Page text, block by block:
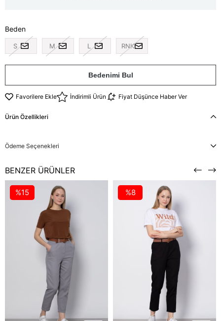
Beden
S M L RNK
Bedenimi Bul
Favorilere Ekle İndirimli Ürün Fiyat Düşünce Haber Ver
Ürün Özellikleri
Ödeme Seçenekleri
BENZER ÜRÜNLER
%15 %8